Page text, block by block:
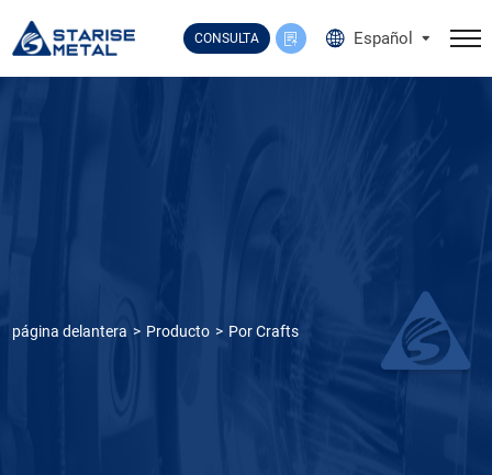
CONSULTA Español
Select Language▼
página delantera Producto Por Crafts